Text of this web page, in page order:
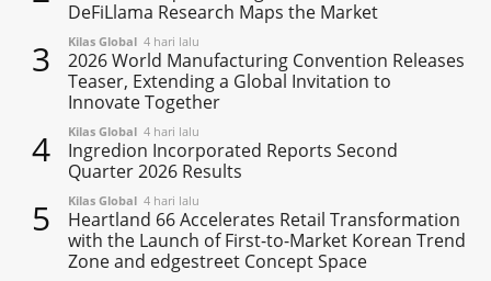
DeFiLlama Research Maps the Market
3 Kilas Global 4 hari lalu
2026 World Manufacturing Convention Releases
Teaser, Extending a Global Invitation to
Innovate Together
4 Kilas Global 4 hari lalu
Ingredion Incorporated Reports Second
Quarter 2026 Results
5 Kilas Global 4 hari lalu
Heartland 66 Accelerates Retail Transformation
with the Launch of First-to-Market Korean Trend
Zone and edgestreet Concept Space